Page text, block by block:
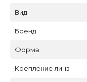
Вид
Бренд
Форма
Крепление линз